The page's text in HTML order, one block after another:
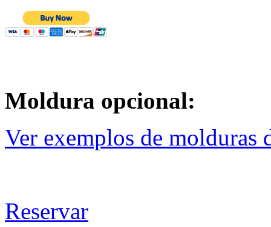
Moldura opcional:
Ver exemplos de molduras
Reservar